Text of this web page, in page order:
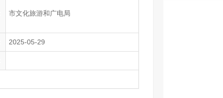
市文化旅游和广电局
2025-05-29